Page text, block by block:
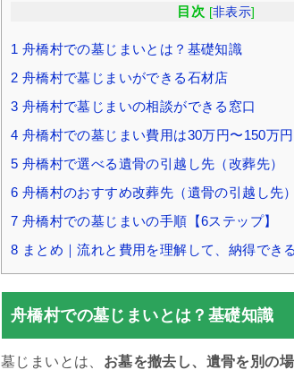
目次 [非表示]
1 舟橋村での墓じまいとは？基礎知識
2 舟橋村で墓じまいができる石材店
3 舟橋村で墓じまいの相談ができる窓口
4 舟橋村での墓じまい費用は30万円〜150万
5 舟橋村で選べる遺骨の引越し先（改葬先）
6 舟橋村のおすすめ改葬先（遺骨の引越し先）
7 舟橋村での墓じまいの手順【6ステップ】
8 まとめ｜流れと費用を理解して、納得でき
舟橋村での墓じまいとは？基礎知識
墓じまいとは、 お墓を撤去し、遺骨を別の